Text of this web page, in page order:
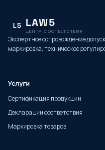
L5 LAW5
ЦЕНТР СООТВЕТСТВИЯ
Экспертное сопровождение
маркировка, техническое
Услуги
Сертификация продукции
Декларации соответствия
Маркировка товаров